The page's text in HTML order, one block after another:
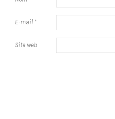
E-mail *
Site web